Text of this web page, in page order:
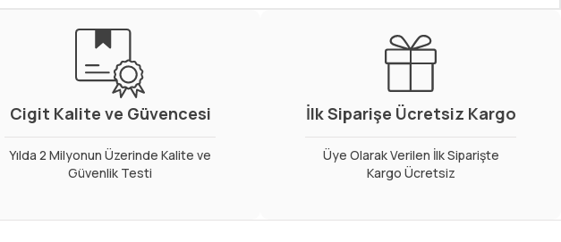
Cigit Kalite ve Güvencesi
Yılda 2 Milyonun Üzerinde Kalite ve
Güvenlik Testi
İlk Siparişe Ücretsiz Kargo
Üye Olarak Verilen İlk Siparişte
Kargo Ücretsiz